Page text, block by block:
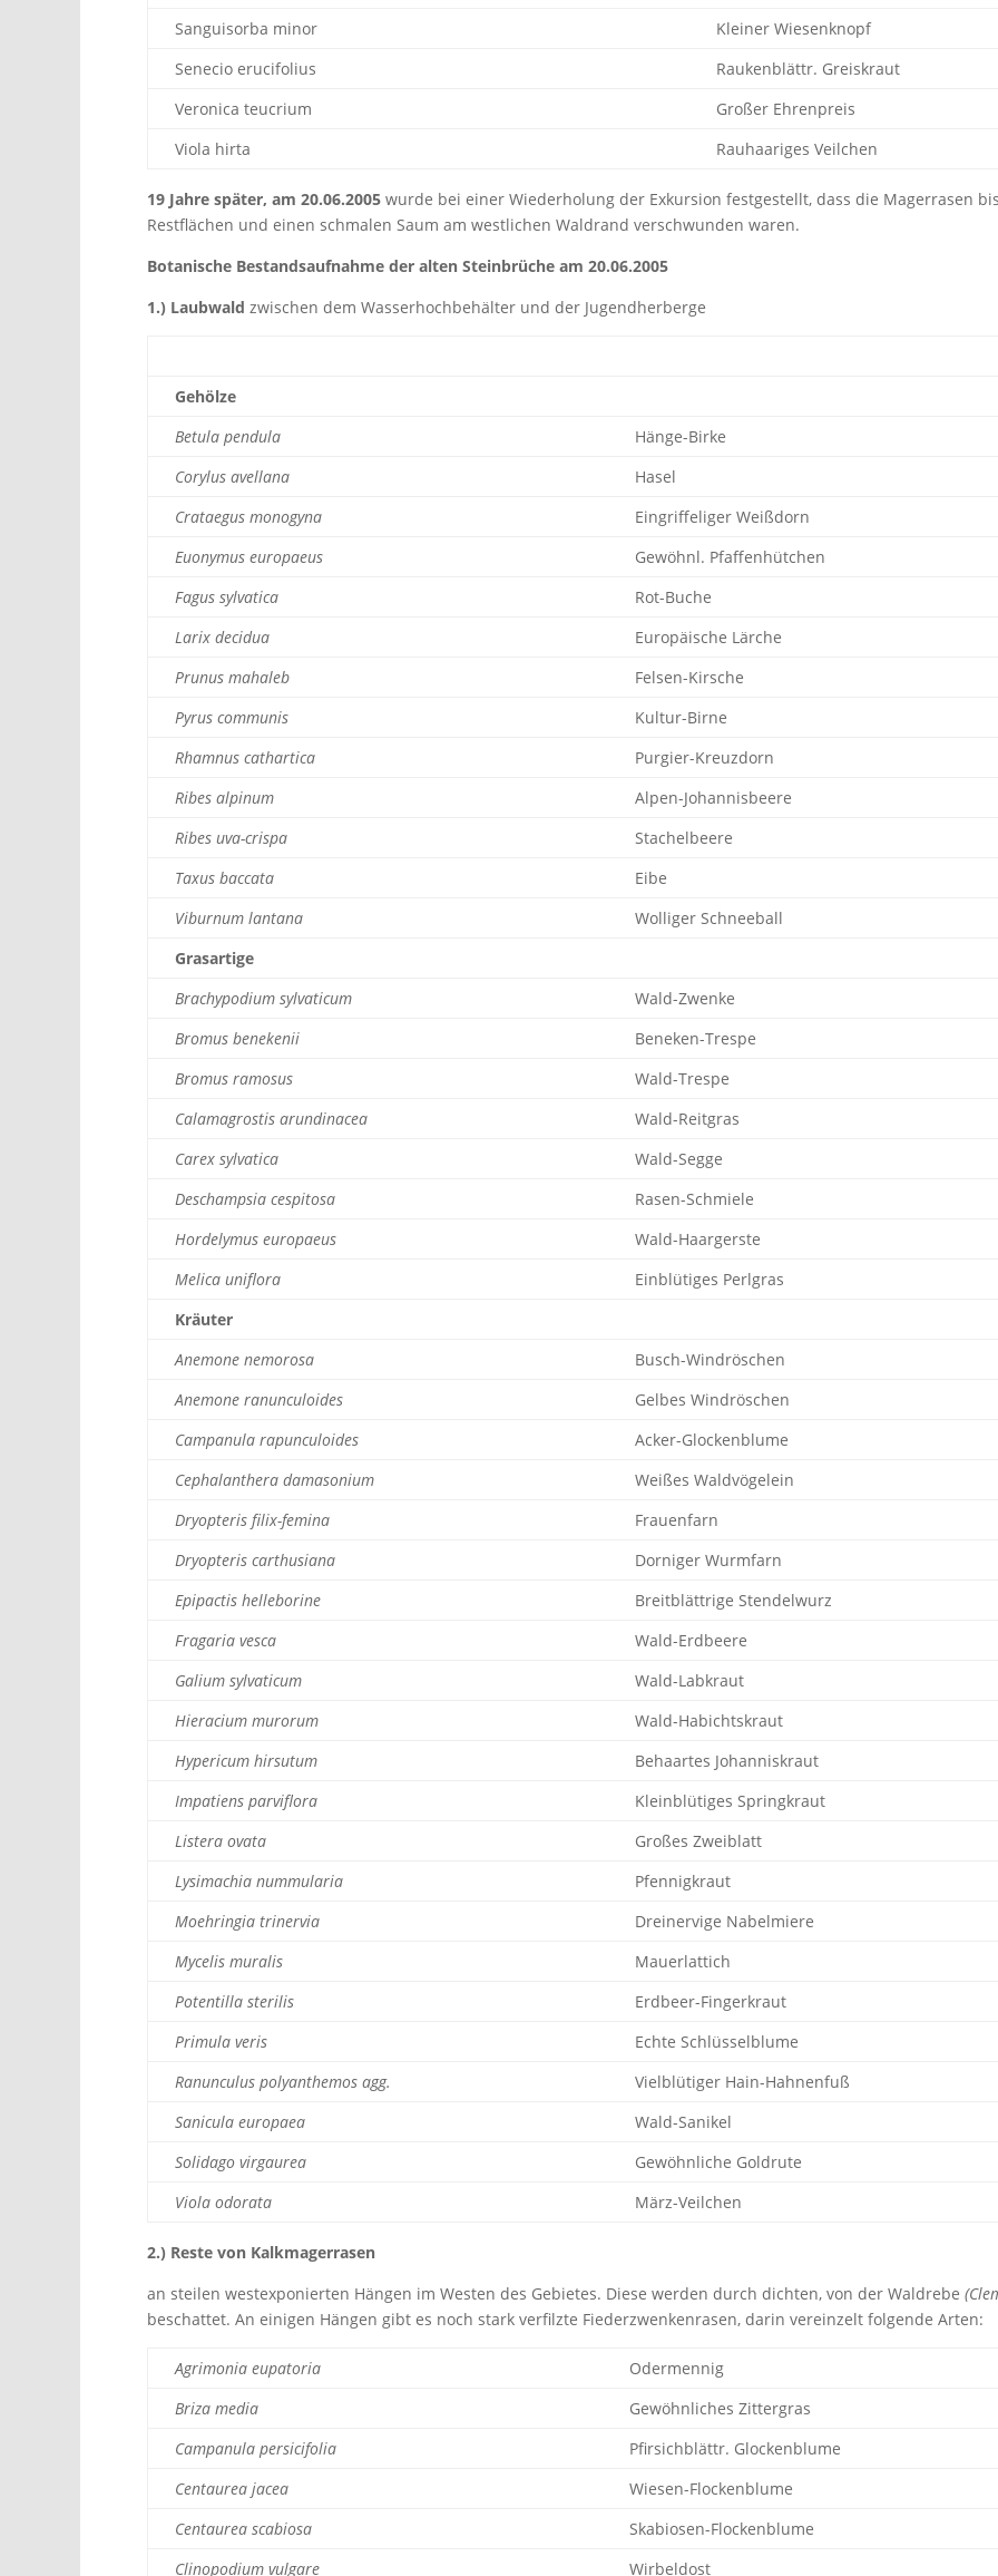
Sanguisorba minor
Kleiner Wiesenknopf
Senecio erucifolius
Raukenblättr. Greiskraut
Veronica teucrium
Großer Ehrenpreis
Viola hirta
Rauhaariges Veilchen
19 Jahre später, am 20.06.2005 wurde bei einer Wiederholung der Exkursion festgestellt, dass die Magerrasen
Restflächen und einen schmalen Saum am westlichen Waldrand verschwunden waren.
Botanische Bestandsaufnahme der alten Steinbrüche am 20.06.2005
1.) Laubwald zwischen dem Wasserhochbehälter und der Jugendherberge
Gehölze
Betula pendula
Hänge-Birke
Corylus avellana
Hasel
Crataegus monogyna
Eingriffeliger Weißdorn
Euonymus europaeus
Gewöhnl. Pfaffenhütchen
Fagus sylvatica
Rot-Buche
Larix decidua
Europäische Lärche
Prunus mahaleb
Felsen-Kirsche
Pyrus communis
Kultur-Birne
Rhamnus cathartica
Purgier-Kreuzdorn
Ribes alpinum
Alpen-Johannisbeere
Ribes uva-crispa
Stachelbeere
Taxus baccata
Eibe
Viburnum lantana
Wolliger Schneeball
Grasartige
Brachypodium sylvaticum
Wald-Zwenke
Bromus benekenii
Beneken-Trespe
Bromus ramosus
Wald-Trespe
Calamagrostis arundinacea
Wald-Reitgras
Carex sylvatica
Wald-Segge
Deschampsia cespitosa
Rasen-Schmiele
Hordelymus europaeus
Wald-Haargerste
Melica uniflora
Einblütiges Perlgras
Kräuter
Anemone nemorosa
Busch-Windröschen
Anemone ranunculoides
Gelbes Windröschen
Campanula rapunculoides
Acker-Glockenblume
Cephalanthera damasonium
Weißes Waldvögelein
Dryopteris filix-femina
Frauenfarn
Dryopteris carthusiana
Dorniger Wurmfarn
Epipactis helleborine
Breitblättrige Stendelwurz
Fragaria vesca
Wald-Erdbeere
Galium sylvaticum
Wald-Labkraut
Hieracium murorum
Wald-Habichtskraut
Hypericum hirsutum
Behaartes Johanniskraut
Impatiens parviflora
Kleinblütiges Springkraut
Listera ovata
Großes Zweiblatt
Lysimachia nummularia
Pfennigkraut
Moehringia trinervia
Dreinervige Nabelmiere
Mycelis muralis
Mauerlattich
Potentilla sterilis
Erdbeer-Fingerkraut
Primula veris
Echte Schlüsselblume
Ranunculus polyanthemos agg.
Vielblütiger Hain-Hahnenfuß
Sanicula europaea
Wald-Sanikel
Solidago virgaurea
Gewöhnliche Goldrute
Viola odorata
März-Veilchen
2.) Reste von Kalkmagerrasen
an steilen westexponierten Hängen im Westen des Gebietes. Diese werden durch dichten, von der Waldrebe
beschattet. An einigen Hängen gibt es noch stark verfilzte Fiederzwenkenrasen, darin vereinzelt folgende Arten:
Agrimonia eupatoria
Odermennig
Briza media
Gewöhnliches Zittergras
Campanula persicifolia
Pfirsichblättr. Glockenblume
Centaurea jacea
Wiesen-Flockenblume
Centaurea scabiosa
Skabiosen-Flockenblume
Clinopodium vulgare
Wirbeldost